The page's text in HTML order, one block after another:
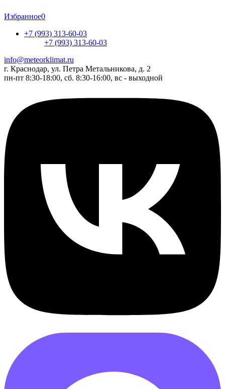
Избранное0
+7 (993) 313-60-03
+7 (993) 313-60-03
info@meteorklimat.ru
г. Краснодар, ул. Петра Метальникова, д. 2
пн-пт 8:30-18:00, сб. 8:30-16:00, вс - выходной